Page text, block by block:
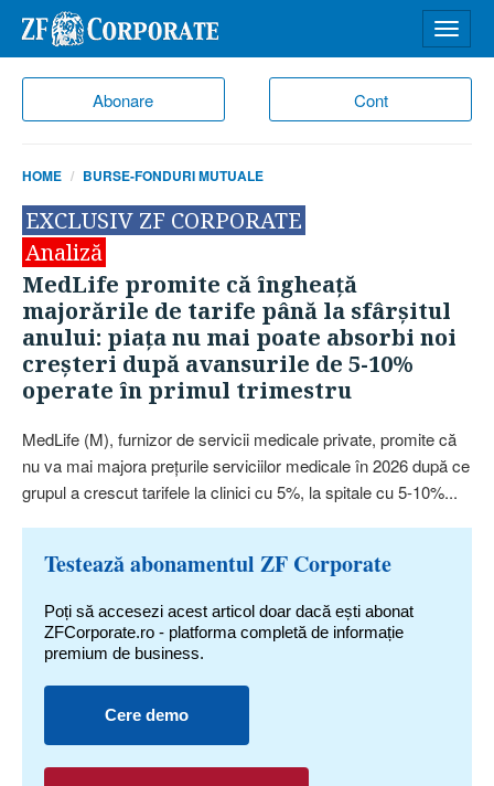
Abonare Cont
meniu
HOME BURSE-FONDURI MUTUALE
EXCLUSIV ZF CORPORATE
Analiză
MedLife promite că îngheaţă
majorările de tarife până la sfârşitul
anului: piaţa nu mai poate absorbi noi
creşteri după avansurile de 5-10%
operate în primul trimestru
MedLife (M), furnizor de servicii medicale private, promite că
nu va mai majora preţurile serviciilor medicale în 2026 după ce
grupul a crescut tarifele la clinici cu 5%, la spitale cu 5-10%...
Testează abonamentul ZF Corporate
Poți să accesezi acest articol doar dacă ești abonat
ZFCorporate.ro - platforma completă de informație
premium de business.
Cere demo